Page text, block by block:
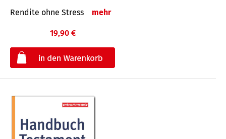
Rendite ohne Stress mehr
19,90 €